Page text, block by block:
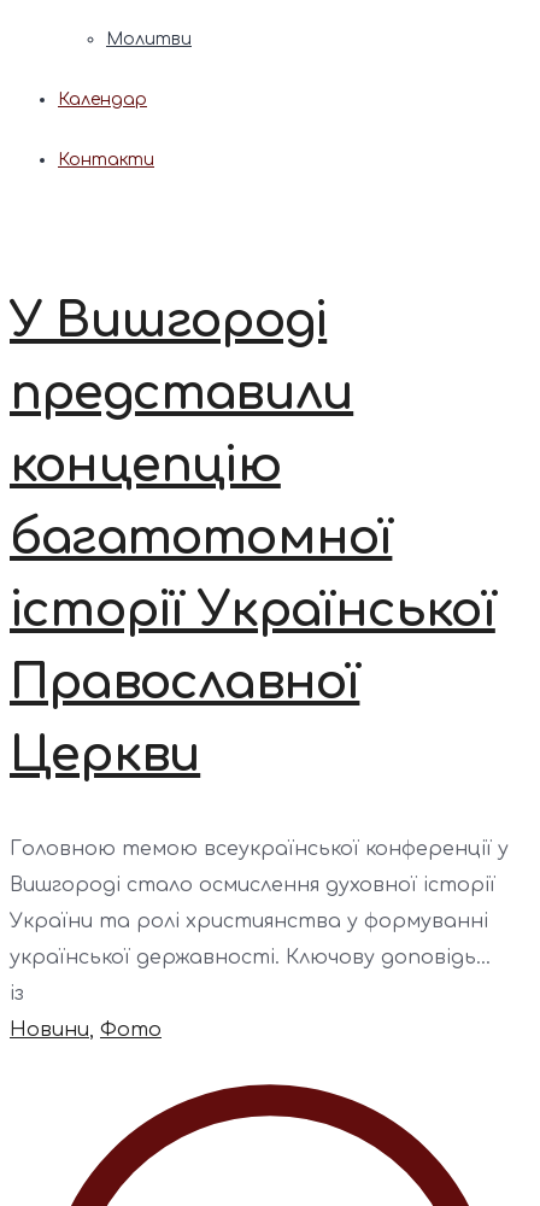
Молитви
Календар
Контакти
У Вишгороді
представили
концепцію
багатотомної
історії Української
Православної
Церкви
Головною темою всеукраїнської конференції у
Вишгороді стало осмислення духовної історії
України та ролі християнства у формуванні
української державності. Ключову доповідь...
із
Новини, Фото